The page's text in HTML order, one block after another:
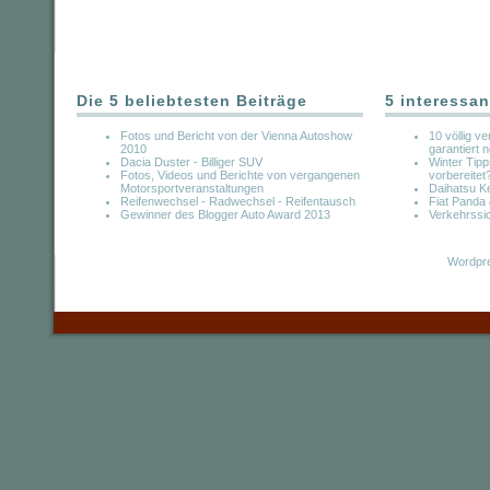
Die 5 beliebtesten Beiträge
Fotos und Bericht von der Vienna Autoshow
2010
Dacia Duster - Billiger SUV
Fotos, Videos und Berichte von vergangenen
Motorsportveranstaltungen
Reifenwechsel - Radwechsel - Reifentausch
Gewinner des Blogger Auto Award 2013
5
10 völlig
garantiert
Winter
Daihatsu
Fiat Panda